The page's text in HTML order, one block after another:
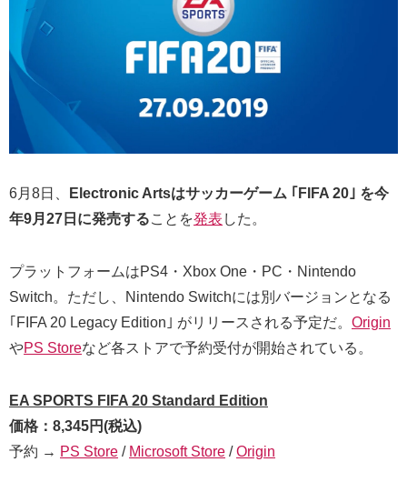
6月8日、
Electronic Artsはサッカーゲーム ｢FIFA 20｣ を今
年9月27日に発売することを発表 した。
プラットフォームはPS4・Xbox One・PC・Nintendo
Switch。ただし、Nintendo Switchには別バージョンとなる
｢FIFA 20 Legacy Edition｣ がリリースされる予定だ。 Origin
やPS Storeなど各ストアで予約受付が開始されている。
EA SPORTS FIFA 20 Standard Edition
価格：8,345円(税込)
予約 → PS Store / Microsoft Store /Origin